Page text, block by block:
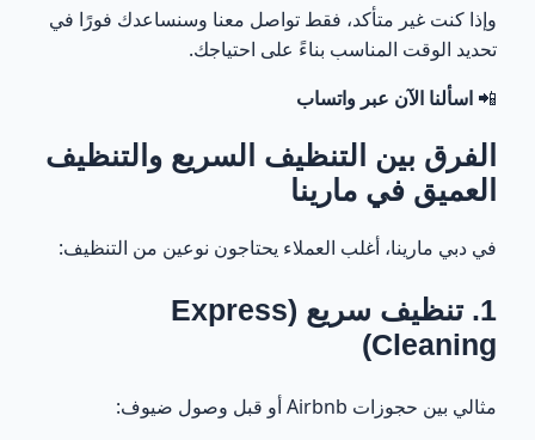
وإذا كنت غير متأكد، فقط تواصل معنا وسنساعدك فورًا في
تحديد الوقت المناسب بناءً على احتياجك.
📲 اسألنا الآن عبر واتساب
الفرق بين التنظيف السريع والتنظيف
العميق في مارينا
في دبي مارينا، أغلب العملاء يحتاجون نوعين من التنظيف:
1. تنظيف سريع (Express
Cleaning)
مثالي بين حجوزات Airbnb أو قبل وصول ضيوف: